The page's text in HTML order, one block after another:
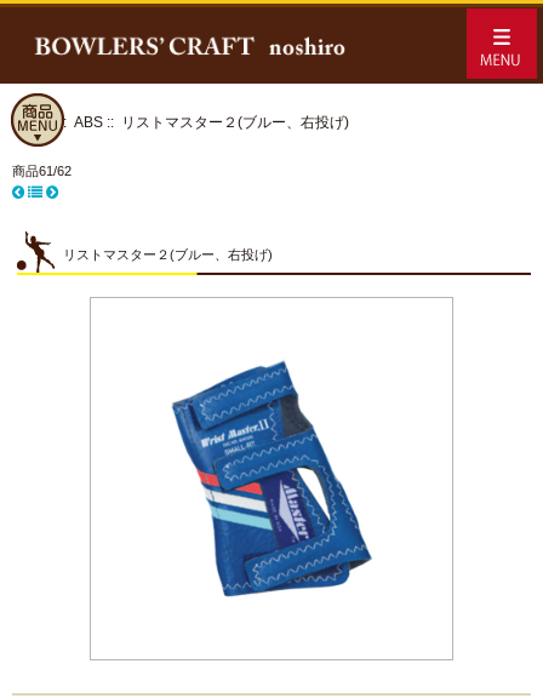
ホーム:: ABS :: リストマスター２(ブルー、右投げ)
商品61/62
リストマスター２(ブルー、右投げ)